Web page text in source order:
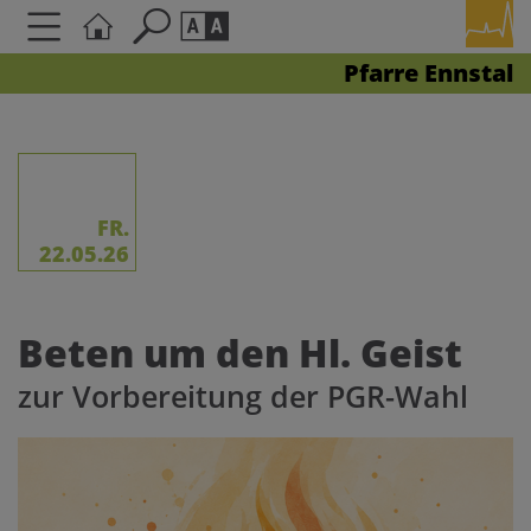
Pfarre Ennstal
Schriftgröße
AA
A A A A A
FR.
22.05.26
Beten um den Hl. Geist
zur Vorbereitung der PGR-Wahl